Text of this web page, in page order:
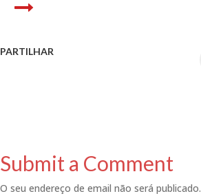
PARTILHAR
Submit a Comment
O seu endereço de email não será publicado.